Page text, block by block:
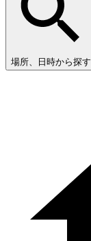
場所、日時から探す